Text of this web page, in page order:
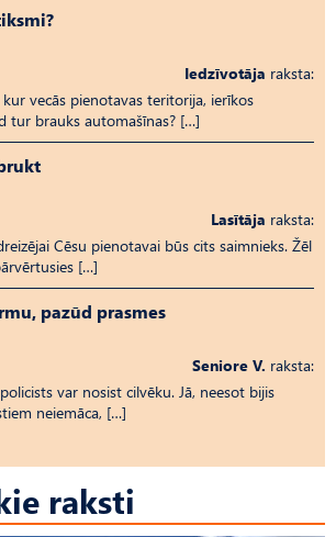
Iedzīvotāja raksta:
kur vecās pienotavas teritorija, ierīkos
tur brauks automašīnas? […]
Lasītāja raksta:
Cēsu pienotavai būs cits saimnieks. Žēl
[…]
pazūd prasmes
Seniore V. raksta:
var nosist cilvēku. Jā, neesot bijis
neiemāca, […]
raksti